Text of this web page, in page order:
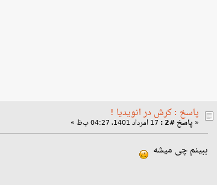
پاسخ : کرش در انویدیا !
« پاسخ #2 :
ببینم چی میشه